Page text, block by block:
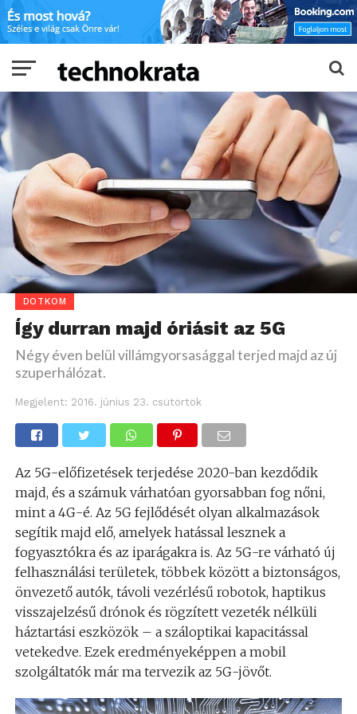
DOTKOM
Így durran majd óriásit az 5G
Négy éven belül villámgyorsasággal terjed majd az új
szuperhálózat.
Megjelent: 2016. június 23. csütörtök
Az 5G-előfizetések terjedése 2020-ban kezdődik
majd, és a számuk várhatóan gyorsabban fog nőni,
mint a 4G-é. Az 5G fejlődését olyan alkalmazások
segítik majd elő, amelyek hatással lesznek a
fogyasztókra és az iparágakra is. Az 5G-re várható új
felhasználási területek, többek között a biztonságos,
önvezető autók, távoli vezérlésű robotok, haptikus
visszajelzésű drónok és rögzített vezeték nélküli
háztartási eszközök – a száloptikai kapacitással
vetekedve. Ezek eredményeképpen a mobil
szolgáltatók már ma tervezik az 5G-jövőt.